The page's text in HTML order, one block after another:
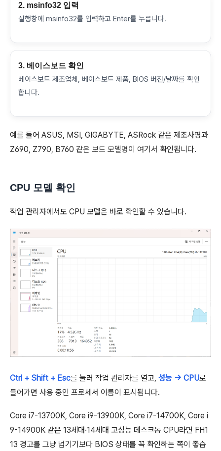
2. msinfo32 입력
실행창에 msinfo32를 입력하고 Enter를 누릅니다.
3. 베이스보드 확인
베이스보드 제조업체, 베이스보드 제품, BIOS 버전/날짜를 확인
합니다.
예를 들어 ASUS, MSI, GIGABYTE, ASRock 같은 제조사명과
Z690, Z790, B760 같은 보드 모델명이 여기서 확인됩니다.
CPU 모델 확인
작업 관리자에서도 CPU 모델은 바로 확인할 수 있습니다.
Ctrl + Shift + Esc를 눌러 작업 관리자를 열고, 성능 → CPU로
들어가면 사용 중인 프로세서 이름이 표시됩니다.
Core i7-13700K, Core i9-13900K, Core i7-14700K, Core i
9-14900K 같은 13세대·14세대 고성능 데스크톱 CPU라면 FH1
13 경고를 그냥 넘기기보다 BIOS 상태를 꼭 확인하는 쪽이 좋습